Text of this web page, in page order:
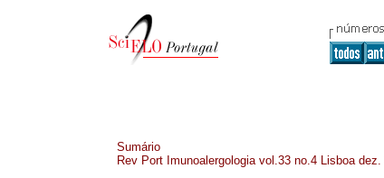
Sumário
Rev Port Imunoalergologia vol.33 no.4 Lisboa dez.